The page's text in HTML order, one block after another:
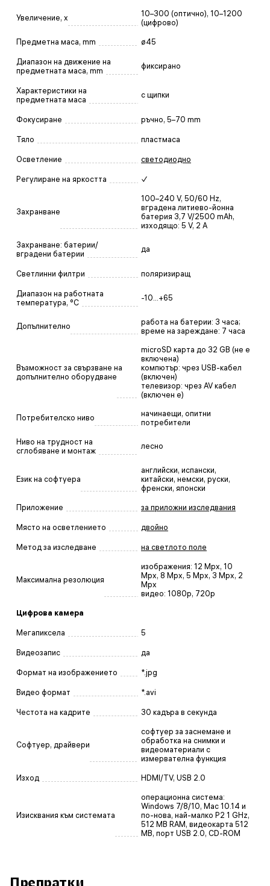
Увеличение, x
10–300 (оптично), 10–1200
(цифрово)
Предметна маса, mm ø45
Диапазон на движение на
предметната маса, mm
фиксирано
Характеристики на
предметната маса
с щипки
Фокусиране ръчно, 5–70 mm
Тяло пластмаса
Осветление светодиодно
Регулиране на яркостта ✓
Захранване
100–240 V, 50/60 Hz,
вградена литиево-йонна
батерия 3,7 V/2500 mAh,
изходящо: 5 V, 2 A
Захранване: батерии/
вградени батерии
да
Светлинни филтри поляризиращ
Диапазон на работната
температура, °C
-10...+65
Допълнително
работа на батерии: 3 часа;
време на зареждане: 7 часа
Възможност за свързване на
допълнително оборудване
microSD карта до 32 GB (не е
включена)
компютър: чрез USB-кабел
(включен)
телевизор: чрез AV кабел
(включен е)
Потребителско ниво
начинаещи, опитни
потребители
Ниво на трудност на
сглобяване и монтаж
лесно
Език на софтуера
английски, испански,
китайски, немски, руски,
френски, японски
Приложение за приложни изследвания
Място на осветлението двойно
Метод за изследване на светлото поле
Максимална резолюция
изображения: 12 Mpx, 10
Mpx, 8 Mpx, 5 Mpx, 3 Mpx, 2
Mpx
видео: 1080p, 720p
Цифрова камера
Мегапиксела 5
Видеозапис да
Формат на изображението *.jpg
Видео формат *.avi
Честота на кадрите 30 кадъра в секунда
Софтуер, драйвери
софтуер за заснемане и
обработка на снимки и
видеоматериали с
измервателна функция
Изход HDMI/TV, USB 2.0
Изисквания към системата
операционна система:
Windows 7/8/10, Mac 10.14 и
по-нова, най-малко P2 1 GHz,
512 MB RAM, видеокарта 512
MB, порт USB 2.0, CD-ROM
Препратки